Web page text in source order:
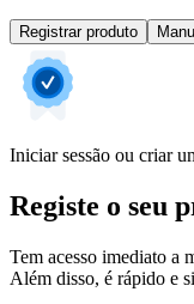
Registrar produto
Iniciar sessão ou criar
Registe o seu
Tem acesso imediato a
Além disso, é rápido e